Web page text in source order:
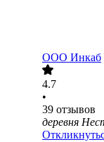
ООО Инкаб
4.7
•
39 отзывов
деревня